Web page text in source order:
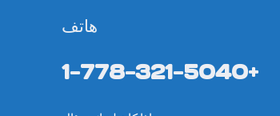
هاتف
1-778-321-5040+